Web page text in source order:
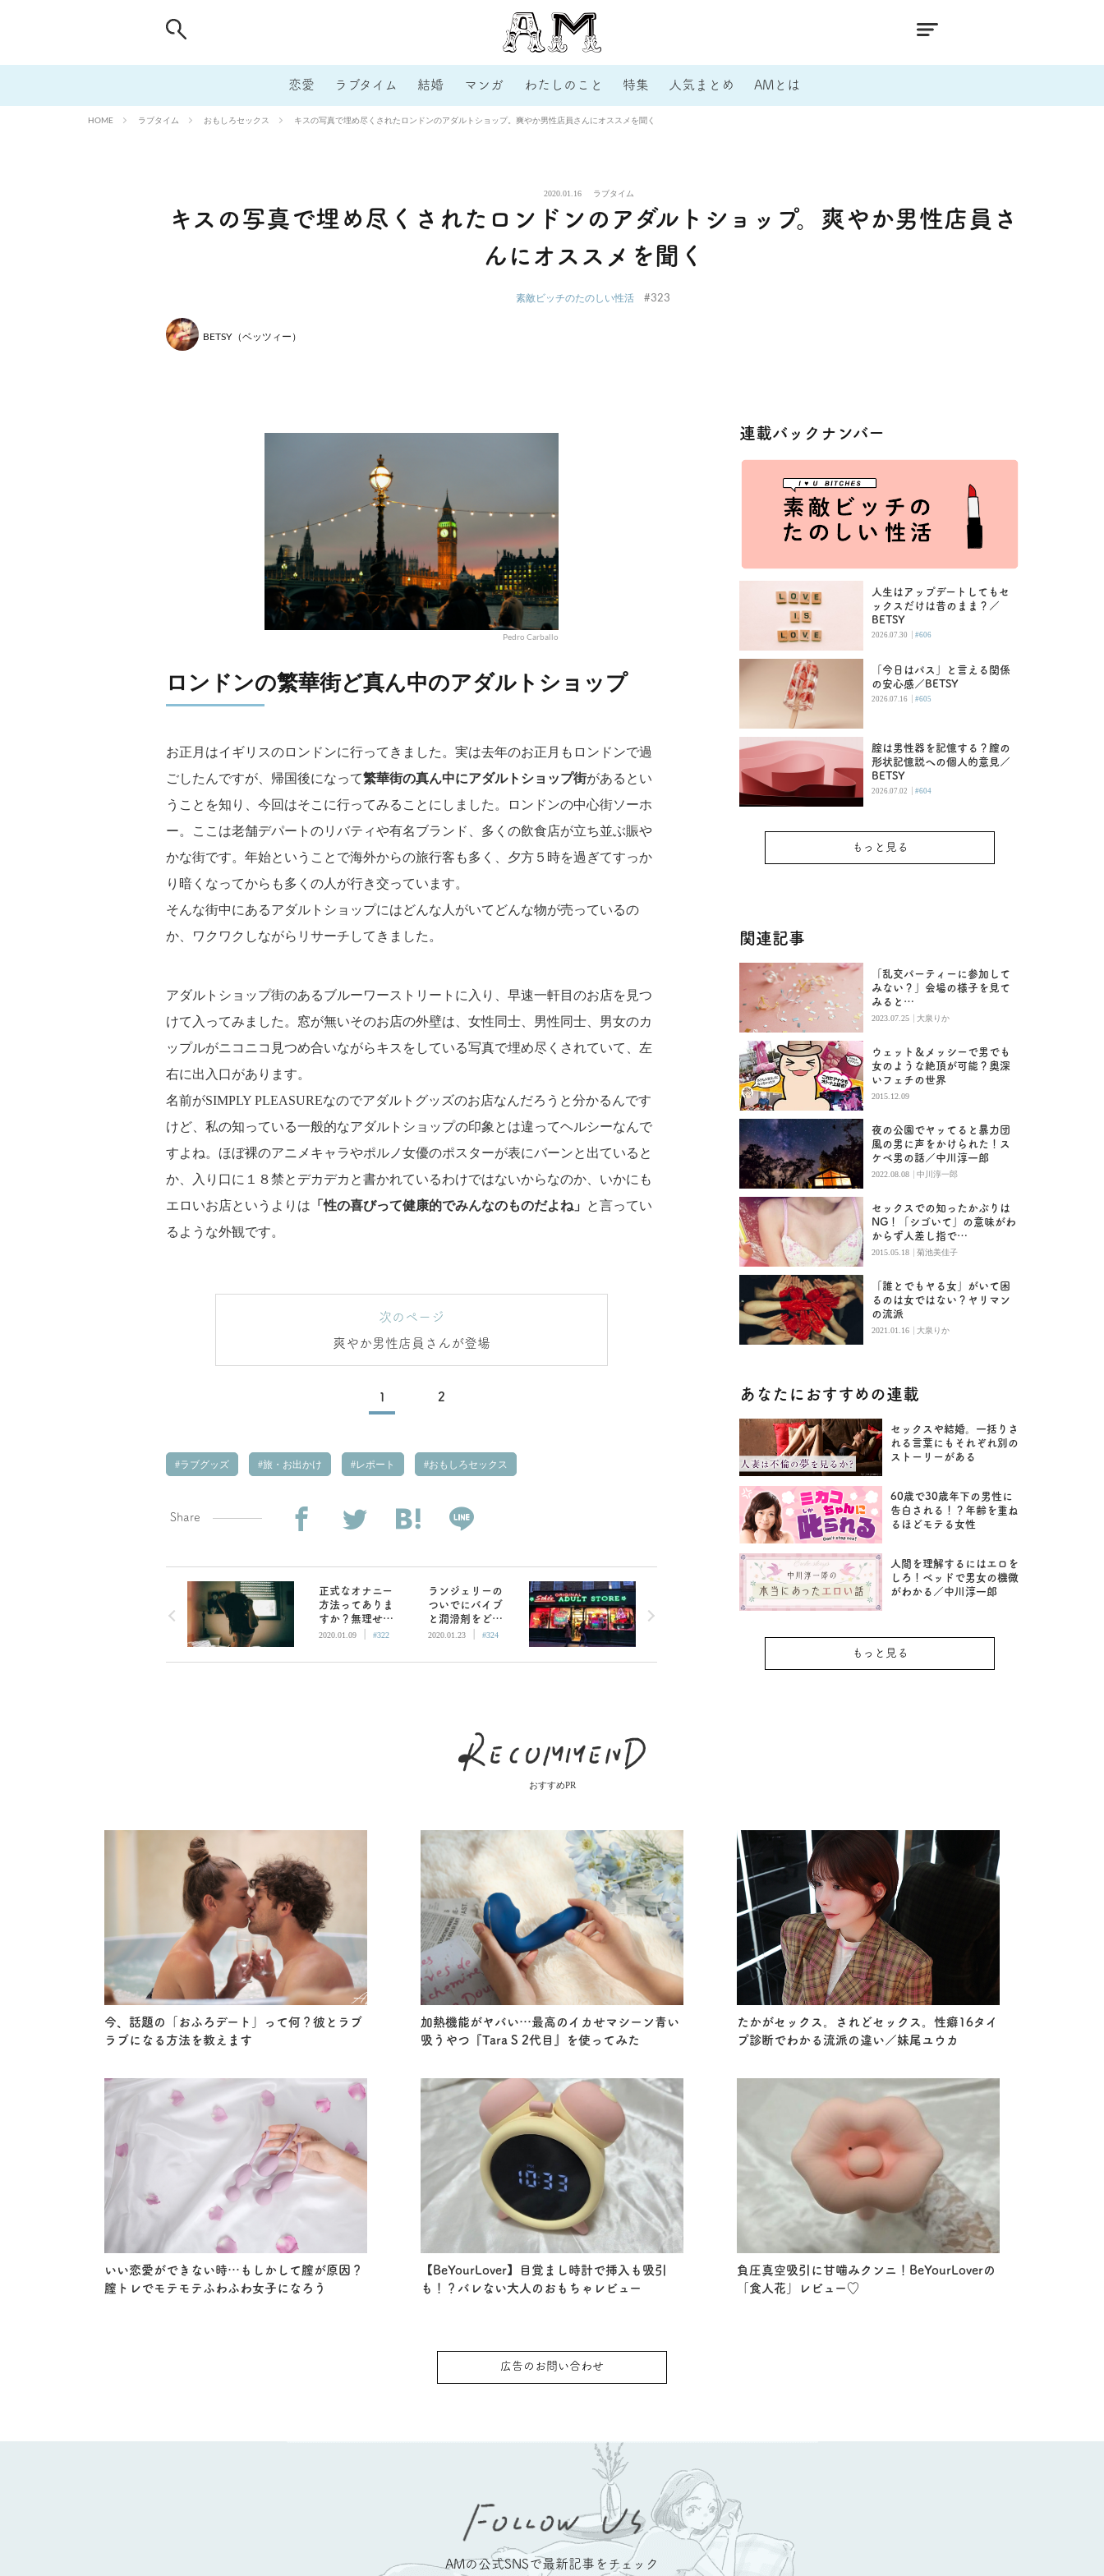
恋愛 ラブタイム 結婚 マンガ わたしのこと 特集 人気まとめ AMとは
HOME ラブタイム おもしろセックス キスの写真で埋め尽くされたロンドンのアダルトショップ。爽やか男性店員さんにオススメを聞く
2020.01.16 ラブタイム
キスの写真で埋め尽くされたロンドンのアダルトショップ。爽やか男性店員さ
んにオススメを聞く
素敵ビッチのたのしい性活 #323
BETSY（ベッツィー）
Pedro Carballo
ロンドンの繁華街ど真ん中のアダルトショップ
お正月はイギリスのロンドンに行ってきました。実は去年のお正月もロンドンで過
ごしたんですが、帰国後になって繁華街の真ん中にアダルトショップ街があるとい
うことを知り、今回はそこに行ってみることにしました。ロンドンの中心街ソーホ
ー。ここは老舗デパートのリバティや有名ブランド、多くの飲食店が立ち並ぶ賑や
かな街です。年始ということで海外からの旅行客も多く、夕方５時を過ぎてすっか
り暗くなってからも多くの人が行き交っています。
そんな街中にあるアダルトショップにはどんな人がいてどんな物が売っているの
か、ワクワクしながらリサーチしてきました。
アダルトショップ街のあるブルーワーストリートに入り、早速一軒目のお店を見つ
けて入ってみました。窓が無いそのお店の外壁は、女性同士、男性同士、男女のカ
ップルがニコニコ見つめ合いながらキスをしている写真で埋め尽くされていて、左
右に出入口があります。
名前がSIMPLY PLEASUREなのでアダルトグッズのお店なんだろうと分かるんです
けど、私の知っている一般的なアダルトショップの印象とは違ってヘルシーなんで
すよね。ほぼ裸のアニメキャラやポルノ女優のポスターが表にバーンと出ていると
か、入り口に１８禁とデカデカと書かれているわけではないからなのか、いかにも
エロいお店というよりは 「性の喜びって健康的でみんなのものだよね」
と言ってい
るような外観です。
次のページ
爽やか男性店員さんが登場
1 2
ラブグッズ 旅・お出かけ レポート おもしろセックス
Share
正式なオナニー
方法ってありま
すか？無理せず
色々な感触を味
2020.01.09 | #322
ランジェリーの
ついでにバイブ
と潤滑剤をどう
ぞ！ロンドンの
プ巡り２
2020.01.23 | #324
連載バックナンバー
人生はアップデートしてもセ
ックスだけは昔のまま？／
BETSY
2026.07.30 | #606
「今日はパス」と言える関係
の安心感／BETSY
2026.07.16 | #605
腟は男性器を記憶する？膣の
形状記憶説への個人的意見／
BETSY
2026.07.02 | #604
もっと見る
関連記事
「乱交パーティーに参加して
みない？」会場の様子を見て
みると…
2023.07.25 | 大泉りか
ウェット＆メッシーで男でも
女のような絶頂が可能？奥深
いフェチの世界
2015.12.09
夜の公園でヤッてると暴力団
風の男に声をかけられた！ス
ケベ男の話／中川淳一郎
2022.08.08 | 中川淳一郎
セックスでの知ったかぶりは
NG！「シゴいて」の意味がわ
からず人差し指で…
2015.05.18 | 菊池美佳子
「誰とでもヤる女」がいて困
るのは女ではない？ヤリマン
の流派
2021.01.16 | 大泉りか
あなたにおすすめの連載
セックスや結婚。一括りさ
れる言葉にもそれぞれ別の
ストーリーがある
60歳で30歳年下の男性に
告白される！？年齢を重ね
るほどモテる女性
人間を理解するにはエロを
しろ！ベッドで男女の機微
がわかる／中川淳一郎
もっと見る
おすすめPR
今、話題の「おふろデート」って何？彼とラブ
ラブになる方法を教えます
加熱機能がヤバい…最高のイカせマシーン青い
吸うやつ『Tara S 2代目』を使ってみた
たかがセックス。されどセックス。性癖16タイ
プ診断でわかる流派の違い／妹尾ユウカ
いい恋愛ができない時…もしかして膣が原因？
膣トレでモテモテふわふわ女子になろう
【BeYourLover】目覚まし時計で挿入も吸引
も！？バレない大人のおもちゃレビュー
負圧真空吸引に甘噛みクンニ！BeYourLoverの
「食人花」レビュー♡
広告のお問い合わせ
AMの公式SNSで最新記事をチェック